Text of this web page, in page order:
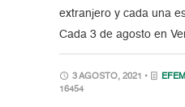
extranjero y cada una
Cada 3 de agosto en
3 AGOSTO, 2021 •
16454